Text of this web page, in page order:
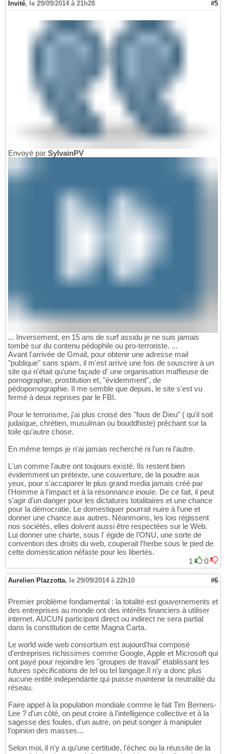
Invité, le 29/09/2014 à 21h28 #5
Envoyé par SylvainPV
... Inversement, en 15 ans de surf assidu je ne suis jamais
tombé sur du contenu pédophile ou pro-terroriste. ...
Avant l'arrivée de Gmail, pour obtenir une adresse mail
"publique" sans spam, il m'est arrivé une fois de souscrire à un
site qui n'était qu'une façade d' une organisation maffieuse de
pornographie, prostitution et, "évidemment", de
pédopornographie. Il me semble que depuis, le site s'est vu
fermé à deux reprises par le FBI.
Pour le terrorisme, j'ai plus croisé des "fous de Dieu" ( qu'il soit
judaïque, chrétien, musulman ou bouddhiste) prêchant sur la
toile qu'autre chose.
En même temps je n'ai jamais recherché ni l'un ni l'autre.
L'un comme l'autre ont toujours existé. Ils restent bien
évidemment un prétexte, une couverture, de la poudre aux
yeux, pour s'accaparer le plus grand media jamais créé par
l'Homme à l'impact et à la résonnance inouïe. De ce fait, il peut
s'agir d'un danger pour les dictatures totalitaires et une chance
pour la démocratie. Le domestiquer pourrait nuire à l'une et
donner une chance aux autres. Néanmoins, les lois régissent
nos sociétés, elles doivent aussi être respectées sur le Web.
Lui donner une charte, sous l' égide de l'ONU, une sorte de
convention des droits du web, couperait l'herbe sous le pied de
cette domestication néfaste pour les libertés.
1
0
Aurelien Plazzotta, le 29/09/2014 à 22h10 #6
Premier problème fondamental : la totalité est gouvernements et
des entreprises au monde ont des intérêts financiers à utiliser
internet. AUCUN participant direct ou indirect ne sera partial
dans la constitution de cette Magna Carta.
Le world wide web consortium est aujourd'hui composé
d'entreprises richissimes comme Google, Apple et Microsoft qui
ont payé pour rejoindre les "groupes de travail" établissant les
futures spécifications de tel ou tel langage.Il n'y a donc plus
aucune entité indépendante qui puisse maintenir la neutralité du
réseau.
Faire appel à la population mondiale comme le fait Tim Berners-
Lee ? d'un côté, on peut croire à l'intelligence collective et à la
sagesse des foules, d'un autre, on peut songer à manipuler
l'opinion des masses...
Selon moi, il n'y a qu'une certitude, l'échec ou la réussite de la